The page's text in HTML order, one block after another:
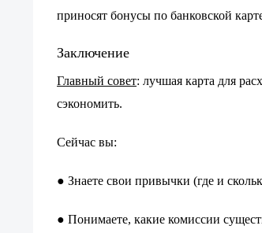
приносят бонусы по банковской
Заключение
Главный совет: лучшая карта для
сэкономить.
Сейчас вы:
● Знаете свои привычки (где и
● Понимаете, какие комиссии